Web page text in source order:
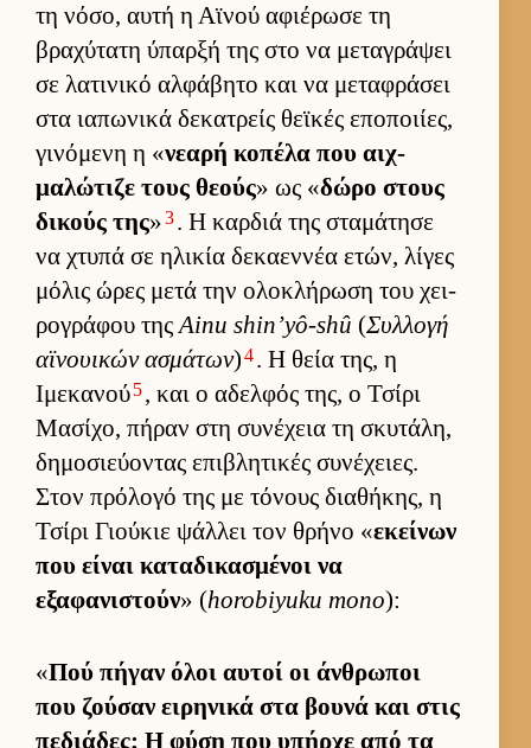
τη νόσο, αυτή η Αϊνού αφιέρωσε τη
βραχύτατη ύπαρξή της στο να μεταγράψει
σε λατινικό αλ­φάβητο και να μεταφράσει
στα ια­πωνικά δεκατρείς θεϊκές εποποι­ίες,
γινόμενη η «νεαρή κοπέλα που αιχ­
μαλώτιζε τους θεούς» ως «δώρο στους
δικούς της»3. Η καρ­διά της σταμάτησε
να χτυπά σε ηλικία δεκαεν­νέα ετών, λίγες
μόλις ώρες μετά την ολοκλήρωση του χει­
ρογράφου τηςAinu shin’yô-shû (Συλ­λογή
αϊνουι­κών ασμάτων)4. Η θεία της, η
Ιμεκανού5, και ο αδελ­φός της, ο Τσίρι
Μασίχο, πήραν στη συνέχεια τη σκυτάλη,
δημοσιεύ­οντας επιβλητικές συνέχειες.
Στον πρόλογό της με τόνους δια­θήκης, η
Τσίρι Γιού­κιε ψάλ­λει τον θρήνο «εκεί­νων
που εί­ναι καταδικασμένοι να
εξαφανιστούν» (horobiyuku mono):
«Πού πήγαν όλοι αυ­τοί οι άν­θρωποι
που ζού­σαν ει­ρηνικά στα βουνά και στις
πεδιάδες; Η φύση που υπήρχε από τα